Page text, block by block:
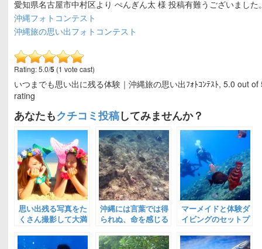
愛知県名古屋市中村区より ぺんぎん太 様 投稿有難うございました
沖縄フォトコンテスト
沖縄旅の思い出フォトコンテスト
Rating: 5.0/5 (1 vote cast)
いつまでも思い出に残る体験｜沖縄旅の思い出ﾌｫﾄｺﾝﾃｽﾄ,5.0 out of
rating
あなたもクチコミ投稿してみませんか？
思い出残る写真をた
くさん撮影して大満
出ﾌｫﾄｺﾝﾃｽﾄ
沖縄には言葉では得
られぬ、命を感じる
沖縄旅の思い出ﾌｫﾄｺ
マーメイドと体験ダ
イビングのセットプ
た。｜沖縄旅の思い